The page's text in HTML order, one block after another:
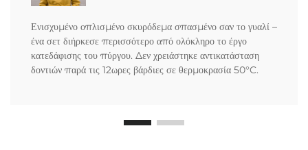
Ενισχυμένο οπλισμένο σκυρόδεμα σπασμένο σαν το γυαλί –
ένα σετ διήρκεσε περισσότερο από ολόκληρο το έργο
κατεδάφισης του πύργου. Δεν χρειάστηκε αντικατάσταση
δοντιών παρά τις 12ωρες βάρδιες σε θερμοκρασία 50°C.